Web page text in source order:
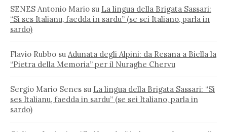
SENES Antonio Mario su La lingua della Brigata Sassari:
“Si ses Italianu, faedda in sardu” (se sei Italiano, parla in
sardo)
Flavio Rubbo su Adunata degli Alpini: da Resana a Biella la
“Pietra della Memoria” per il Nuraghe Chervu
Sergio Mario Senes su La lingua della Brigata Sassari: “Si
ses Italianu, faedda in sardu” (se sei Italiano, parla in
sardo)